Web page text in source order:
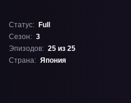
Статус:
Full
Сезон: 3
Эпизодов: 25 из 25
Страна: Япония